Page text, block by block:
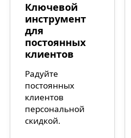
Ключевой
инструмент
для
постоянных
клиентов
Радуйте
постоянных
клиентов
персональной
скидкой.